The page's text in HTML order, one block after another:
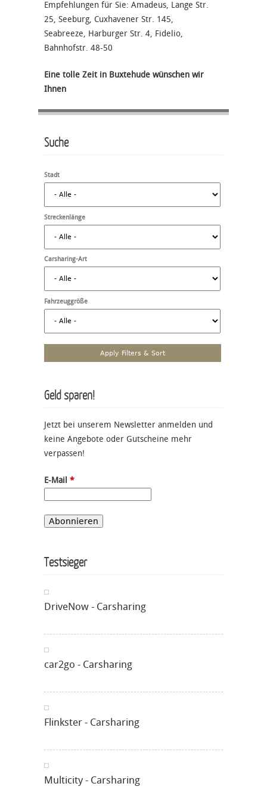
Empfehlungen für Sie: Amadeus, Lange Str.
25, Seeburg, Cuxhavener Str. 145,
Seabreeze, Harburger Str. 4, Fidelio,
Bahnhofstr. 48-50
Eine tolle Zeit in Buxtehude wünschen wir
Ihnen
Suche
Stadt
Streckenlänge
Carsharing-Art
Fahrzeuggröße
Geld sparen!
Jetzt bei unserem Newsletter anmelden und
keine Angebote oder Gutscheine mehr
verpassen!
E-Mail *
Testsieger
DriveNow - Carsharing
car2go - Carsharing
Flinkster - Carsharing
Multicity - Carsharing